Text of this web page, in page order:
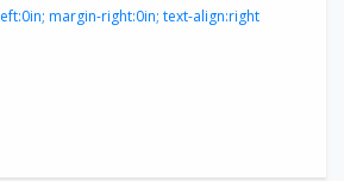
eft:0in; margin-right:0in; text-align:right">